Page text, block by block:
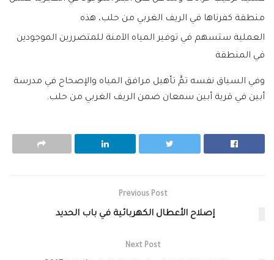
منطقة كفرناها في الريف الغربي من حلب، هذه
العملية ستسهم في توفير المياه الآمنة للمتضررين الموجودين
في المنطقة
وفي السياق نفسه تمَّ تأهيل مرافق المياه والإصحاح في مدرسة
أبين في قرية أبين سمعان ضمن الريف الغربي من حلب.
Previous Post
إصلاح الأعطال الكهربائية في باب الحديد
Next Post